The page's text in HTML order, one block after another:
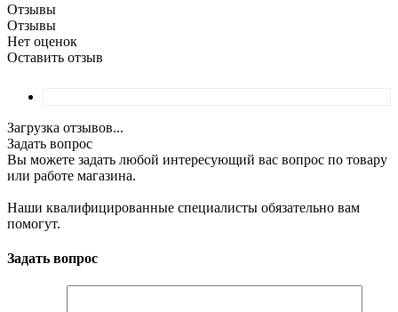
Отзывы
Отзывы
Нет оценок
Оставить отзыв
Загрузка отзывов...
Задать вопрос
Вы можете задать любой интересующий вас вопрос по товару
или работе магазина.
Наши квалифицированные специалисты обязательно вам
помогут.
Задать вопрос